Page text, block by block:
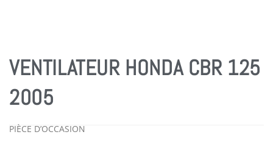
VENTILATEUR HONDA CBR 125
2005
PIÈCE D’OCCASION